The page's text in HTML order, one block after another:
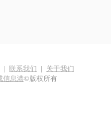
联系我们
关于我们
信息港©版权所有